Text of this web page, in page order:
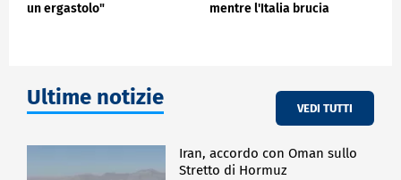
un ergastolo"
mentre l'Italia brucia
Ultime notizie VEDI TUTTI
Iran, accordo con Oman sullo
Stretto di Hormuz